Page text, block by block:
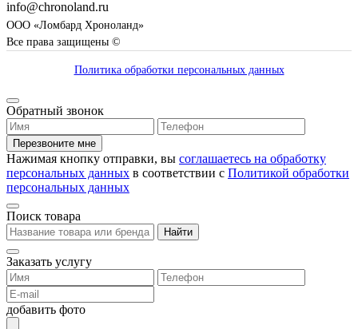
info@chronoland.ru
ООО «Ломбард Хроноланд»
Все права защищены ©
Политика обработки персональных данных
Обратный звонок
Перезвоните мне
Нажимая кнопку отправки, вы соглашаетесь на обработку
персональных данных в соответствии с Политикой обработки
персональных данных
Поиск товара
Найти
Заказать услугу
добавить фото